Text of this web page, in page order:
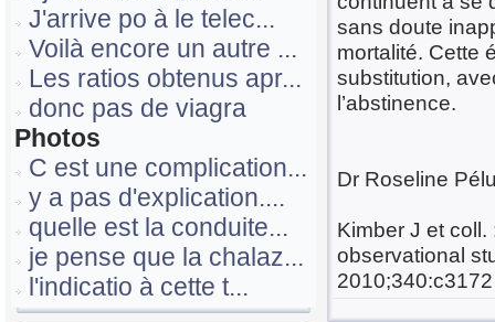
J'arrive po à le telec...
Voilà encore un autre ...
Les ratios obtenus apr...
donc pas de viagra
Photos
C est une complication...
y a pas d'explication....
quelle est la conduite...
je pense que la chalaz...
l'indicatio à cette t...
sans doute
mortalité. Cette
substitution,
l’abstinence.
Dr Roseline
Kimber J et
observational
2010;340:c3172